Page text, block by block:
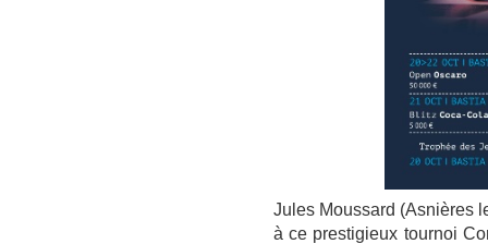
Jules Moussard (Asnières
à ce prestigieux tournoi